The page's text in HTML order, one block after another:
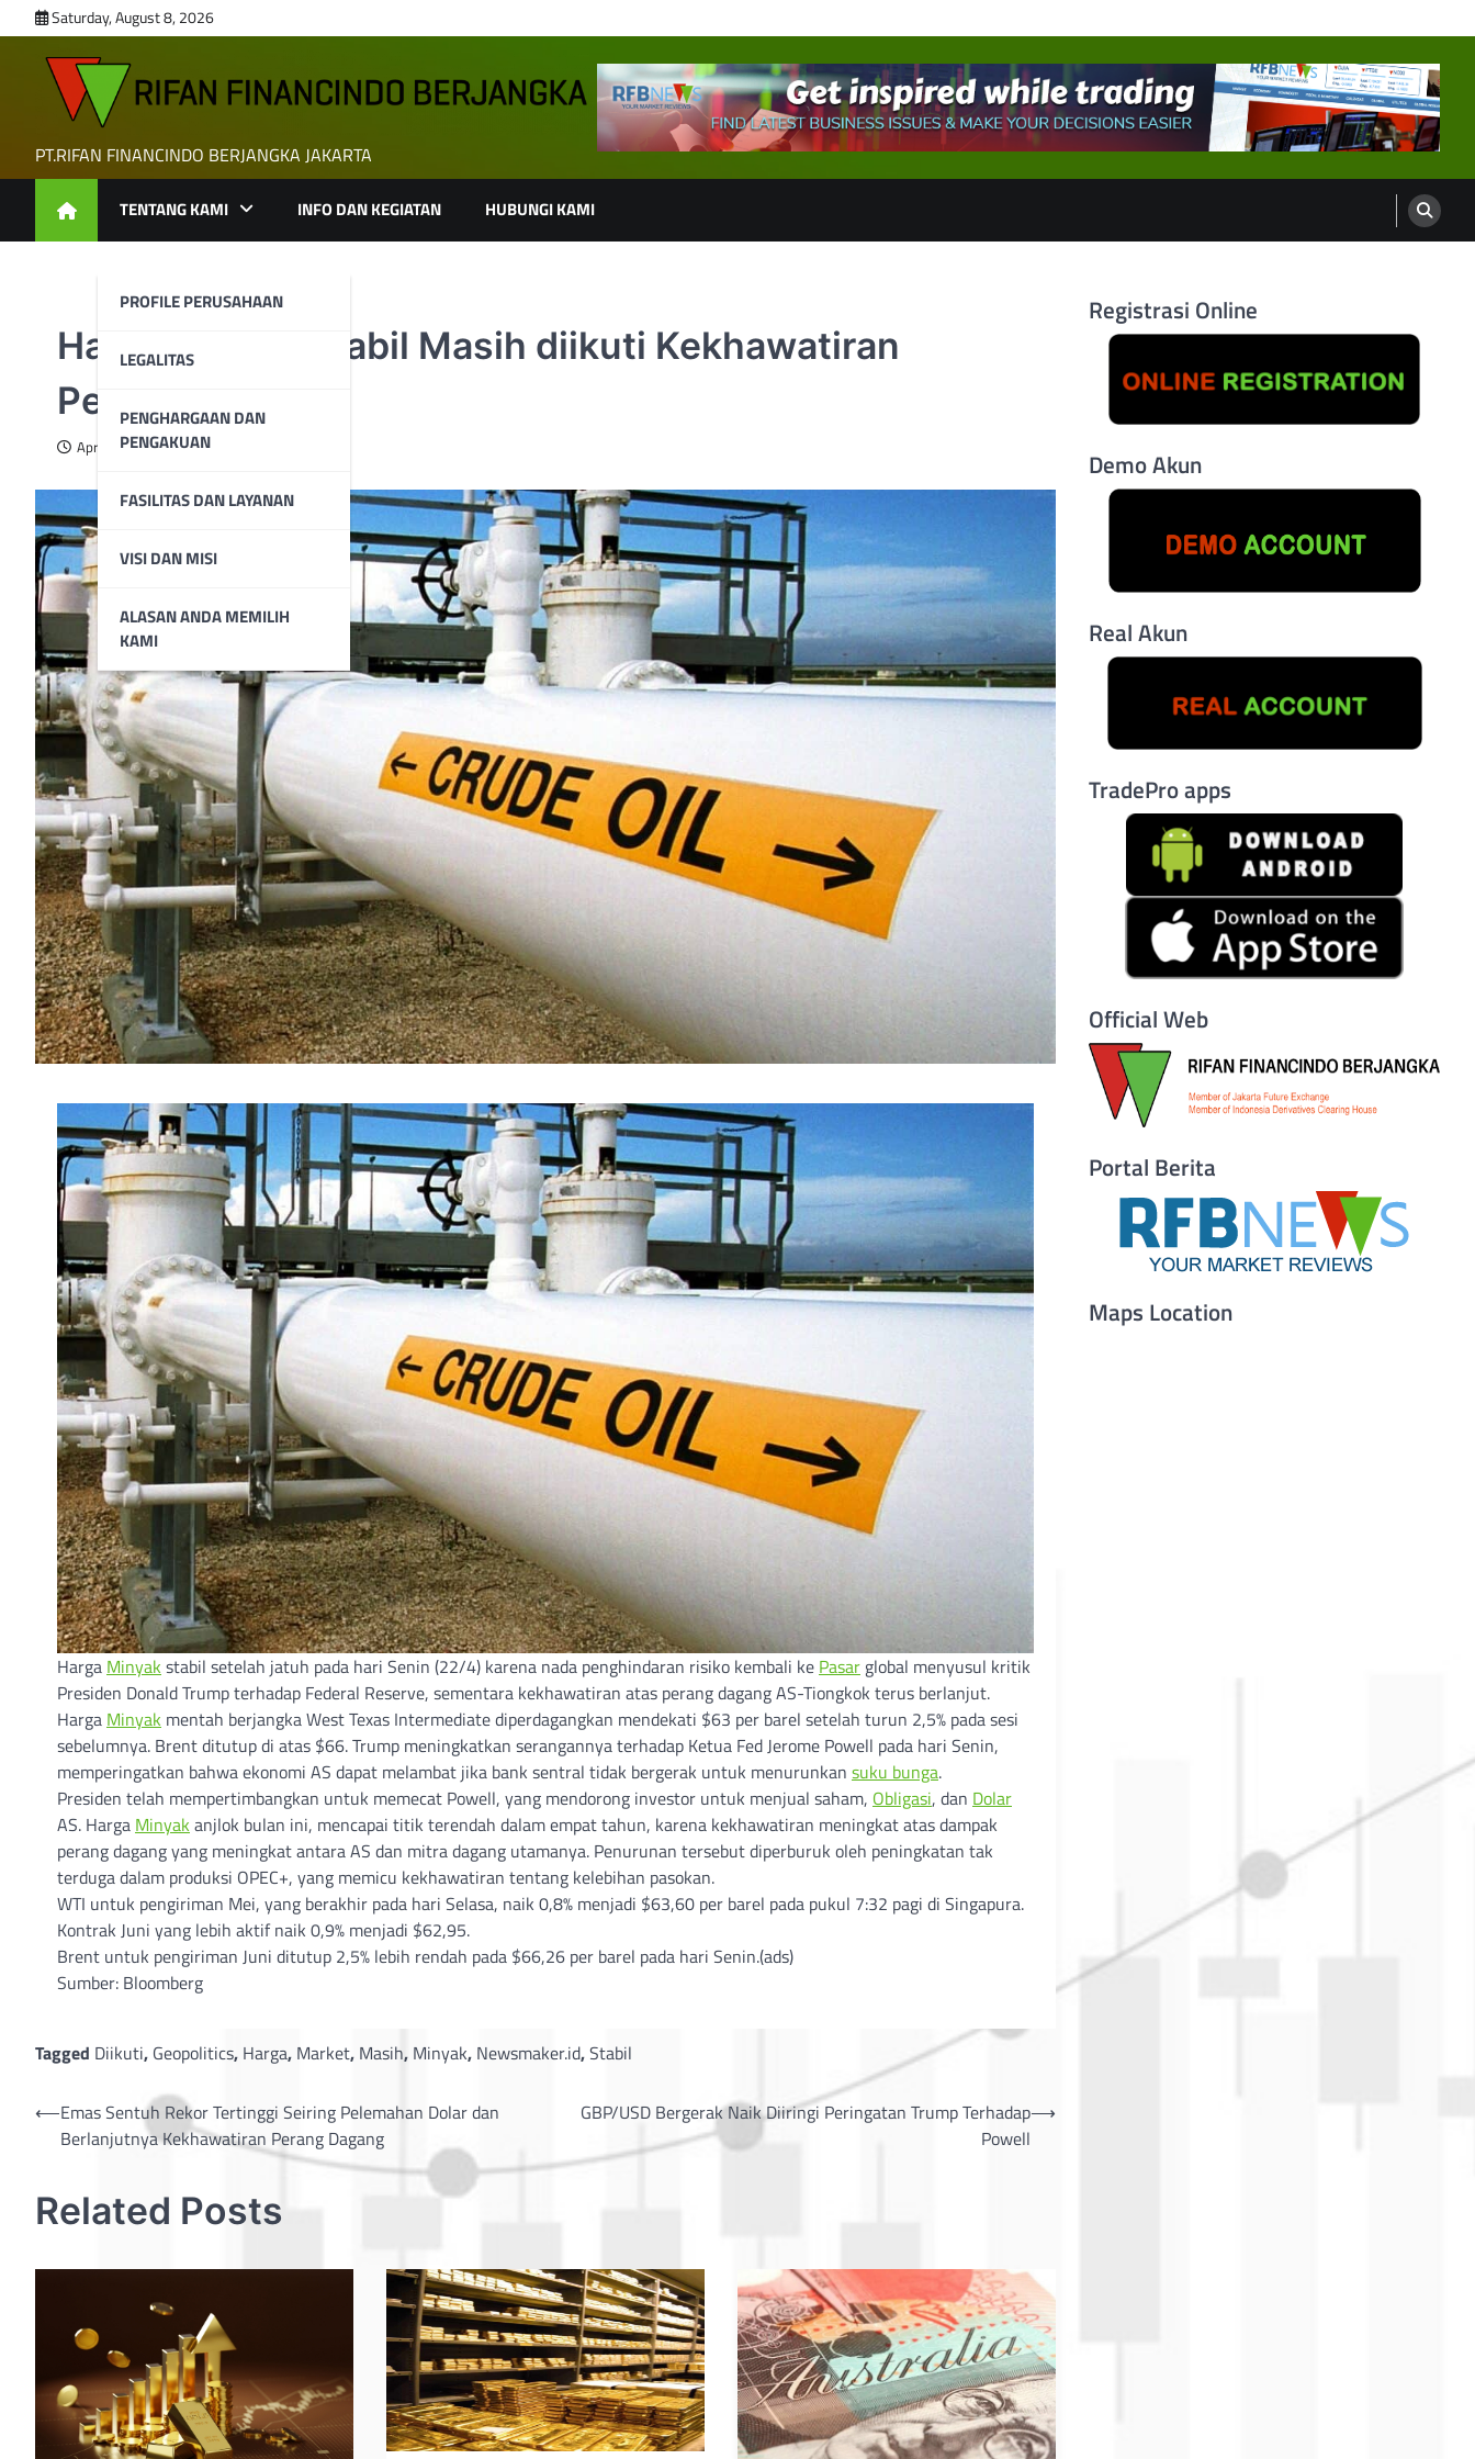
to
content
Saturday, August 8, 2026
PT.RIFAN FINANCINDO BERJANGKA JAKARTA
TENTANG KAMI
PROFILE PERUSAHAAN
LEGALITAS
PENGHARGAAN DAN
PENGAKUAN
FASILITAS DAN LAYANAN
VISI DAN MISI
ALASAN ANDA MEMILIH
KAMI
INFO DAN KEGIATAN HUBUNGI KAMI
Harga Minyak Stabil Masih diikuti Kekhawatiran
Perang Dagang
April 22, 2025
Harga Minyak stabil setelah jatuh pada hari Senin (22/4) karena nada penghindaran risiko kembali ke Pasar global menyusul kritik
Presiden Donald Trump terhadap Federal Reserve, sementara kekhawatiran atas perang dagang AS-Tiongkok terus berlanjut.
Harga Minyak mentah berjangka West Texas Intermediate diperdagangkan mendekati $63 per barel setelah turun 2,5% pada sesi
sebelumnya. Brent ditutup di atas $66. Trump meningkatkan serangannya terhadap Ketua Fed Jerome Powell pada hari Senin,
memperingatkan bahwa ekonomi AS dapat melambat jika bank sentral tidak bergerak untuk menurunkan suku bunga.
Presiden telah mempertimbangkan untuk memecat Powell, yang mendorong investor untuk menjual saham, Obligasi, dan Dolar
AS. Harga Minyak anjlok bulan ini, mencapai titik terendah dalam empat tahun, karena kekhawatiran meningkat atas dampak
perang dagang yang meningkat antara AS dan mitra dagang utamanya. Penurunan tersebut diperburuk oleh peningkatan tak
terduga dalam produksi OPEC+, yang memicu kekhawatiran tentang kelebihan pasokan.
WTI untuk pengiriman Mei, yang berakhir pada hari Selasa, naik 0,8% menjadi $63,60 per barel pada pukul 7:32 pagi di Singapura.
Kontrak Juni yang lebih aktif naik 0,9% menjadi $62,95.
Brent untuk pengiriman Juni ditutup 2,5% lebih rendah pada $66,26 per barel pada hari Senin.(ads)
Sumber: Bloomberg
Tagged Diikuti, Geopolitics, Harga, Market, Masih, Minyak, Newsmaker.id,Stabil
Post
navigation
⟵Emas Sentuh Rekor Tertinggi Seiring Pelemahan Dolar dan
Berlanjutnya Kekhawatiran Perang Dagang
GBP/USD Bergerak Naik Diiringi Peringatan Trump Terhadap
Powell
⟶
Related Posts
Registrasi Online
Demo Akun
Real Akun
TradePro apps
Official Web
Portal Berita
Maps Location